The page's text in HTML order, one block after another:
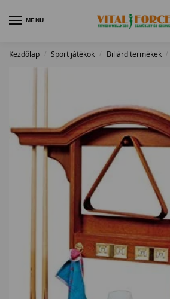
MENÜ
Kezdőlap / Sport játékok / Biliárd termékek /